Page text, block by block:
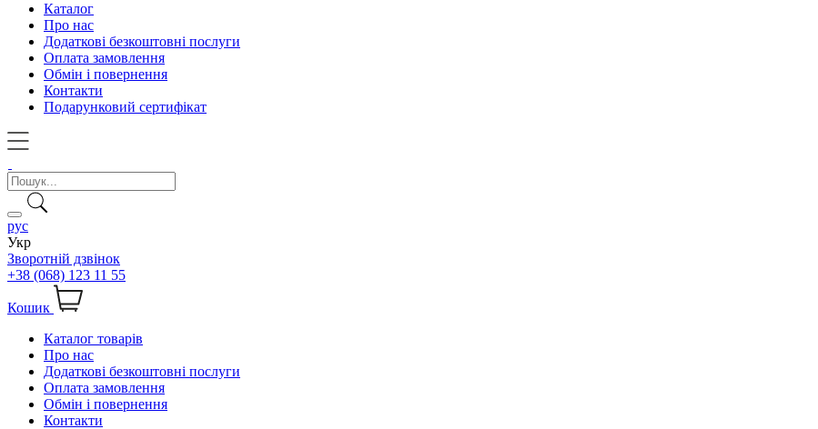
Каталог
Про нас
Додаткові безкоштовні послуги
Оплата замовлення
Обмін і повернення
Контакти
Подарунковий сертифікат
рус
Укр
Зворотній дзвінок
+38 (068) 123 11 55
Кошик
Каталог товарів
Про нас
Додаткові безкоштовні послуги
Оплата замовлення
Обмін і повернення
Контакти